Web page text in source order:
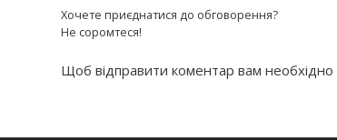
Хочете приєднатися до обговорення?
Не соромтеся!
Щоб відправити коментар вам необхідно